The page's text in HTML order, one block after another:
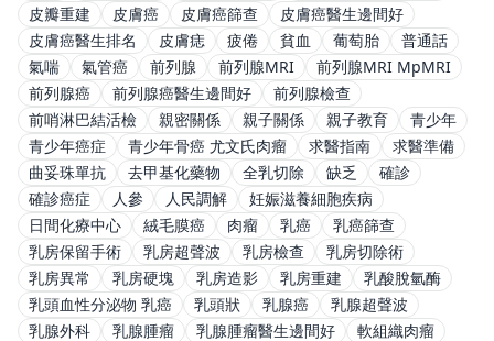
皮瓣重建
皮膚癌 皮膚癌篩查
皮膚癌醫生邊間好
皮膚癌醫生排名
皮膚痣 疲倦 貧血 葡萄胎
普通話
氣喘
氣管癌 前列腺 前列腺MRI
前列腺MRI MpMRI
前列腺癌
前列腺癌醫生邊間好
前列腺檢查
前哨淋巴結活檢
親密關係 親子關係 親子教育
青少年
青少年癌症
青少年骨癌 尤文氏肉瘤 求醫指南
求醫準備
曲妥珠單抗
去甲基化藥物 全乳切除 缺乏
確診
確診癌症
人參 人民調解
妊娠滋養細胞疾病
日間化療中心
絨毛膜癌 肉瘤 乳癌
乳癌篩查
乳房保留手術
乳房超聲波 乳房檢查
乳房切除術
乳房異常
乳房硬塊 乳房造影 乳房重建
乳酸脫氫酶
乳頭血性分泌物 乳癌
乳頭狀 乳腺癌
乳腺超聲波
乳腺外科
乳腺腫瘤 乳腺腫瘤醫生邊間好
軟組織肉瘤